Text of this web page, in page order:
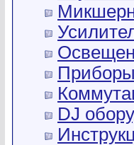
Приборы
DJ